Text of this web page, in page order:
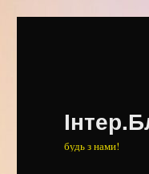
будь з нами!